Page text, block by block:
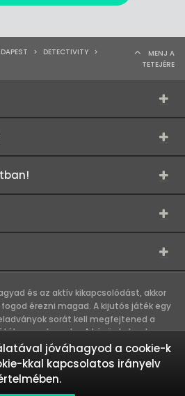
> DETECTIVITY >
MENJ A
TETEJÉRE
és az aktív kikapcsolódást, akkor
érezni magad. A kijutós játék egy
sorát kell megfejtened a
csapatmunka. A közös kaland
így összehozza a
A szabadulószobák olyan
nem érdemes egyedül belevágni.
akkor megy a legjobban, ha a
jóváhagyod a cookie-k
kkal kapcsolatos irányelv